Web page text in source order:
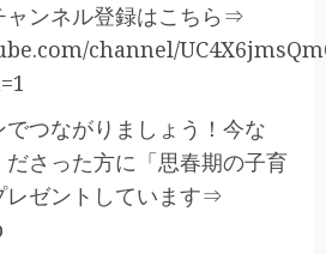
ンネル登録はこちら⇒
channel/
つながりましょう！今な
さった方に「思春期の子育
レゼントしています⇒